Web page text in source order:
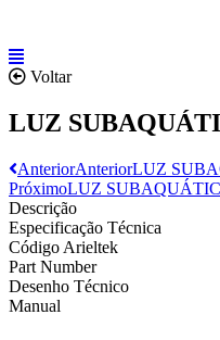
Voltar
LUZ
AnteriorAnteriorLUZ
PróximoLUZ
Descrição
Especificação Técnica
Código Arieltek
Part Number
Desenho Técnico
Manual